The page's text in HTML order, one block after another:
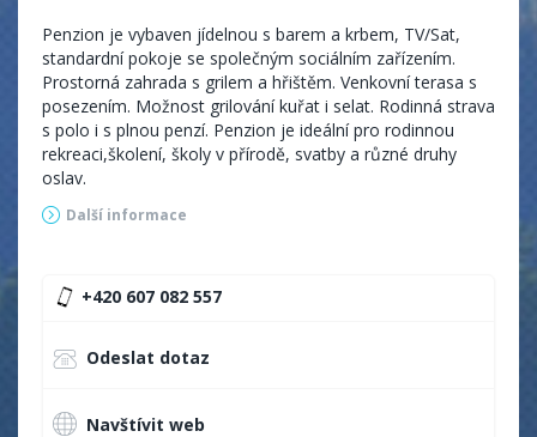
Penzion je vybaven jídelnou s barem a krbem, TV/Sat,
standardní pokoje se společným sociálním zařízením.
Prostorná zahrada s grilem a hřištěm. Venkovní terasa s
posezením. Možnost grilování kuřat i selat. Rodinná strava
s polo i s plnou penzí. Penzion je ideální pro rodinnou
rekreaci,školení, školy v přírodě, svatby a různé druhy
oslav.
Další informace
Přistýlky: 3
Druhy pokojů: 2 lůžkové, 3 lůžkové, 4 lůžkové,
Aktuální ceník
+420 607 082 557
Odeslat dotaz
Navštívit web